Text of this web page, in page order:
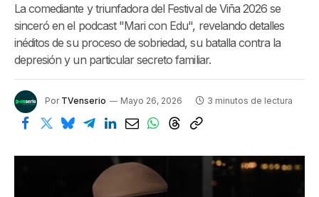
La comediante y triunfadora del Festival de Viña 2026 se
sinceró en el podcast "Mari con Edu", revelando detalles
inéditos de su proceso de sobriedad, su batalla contra la
depresión y un particular secreto familiar.
Por TVenserio Mayo 26, 2026 3 minutos de lectura